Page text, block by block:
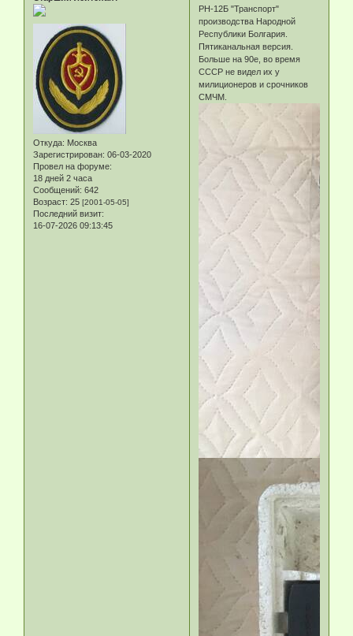
Откуда: Москва
Зарегистрирован: 06-03-2020
Провел на форуме:
18 дней 2 часа
Сообщений: 642
Возраст: 25 [2001-05-05]
Последний визит:
16-07-2026 09:13:45
РН-12Б "Транспорт"
производства Народной
Республики Болгария.
Пятиканальная версия.
Больше на 90е, во время
СССР не видел их у
милиционеров и срочников
СМЧМ.